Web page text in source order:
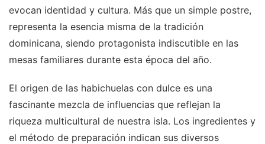
evocan identidad y cultura. Más que un simple postre,
representa la esencia misma de la tradición
dominicana, siendo protagonista indiscutible en las
mesas familiares durante esta época del año.
El origen de las habichuelas con dulce es una
fascinante mezcla de influencias que reflejan la
riqueza multicultural de nuestra isla. Los ingredientes y
el método de preparación indican sus diversos